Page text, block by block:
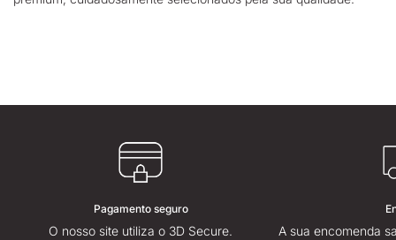
Pagamento seguro
O nosso site utiliza o 3D Secure.
A sua encomenda